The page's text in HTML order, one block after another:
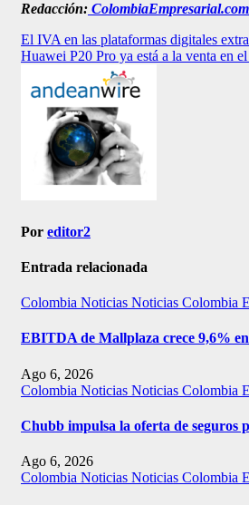
Redacción:
Navegación
de
entradas
El IVA en las plataformas digitales
Huawei P20 Pro ya está a la venta en
Por editor2
Entrada relacionada
Colombia Noticias Noticias Colombia
EBITDA de Mallplaza crece 9,6%
Ago 6, 2026
Colombia Noticias Noticias Colombia
Chubb impulsa la oferta de seguros
Ago 6, 2026
Colombia Noticias Noticias Colombia